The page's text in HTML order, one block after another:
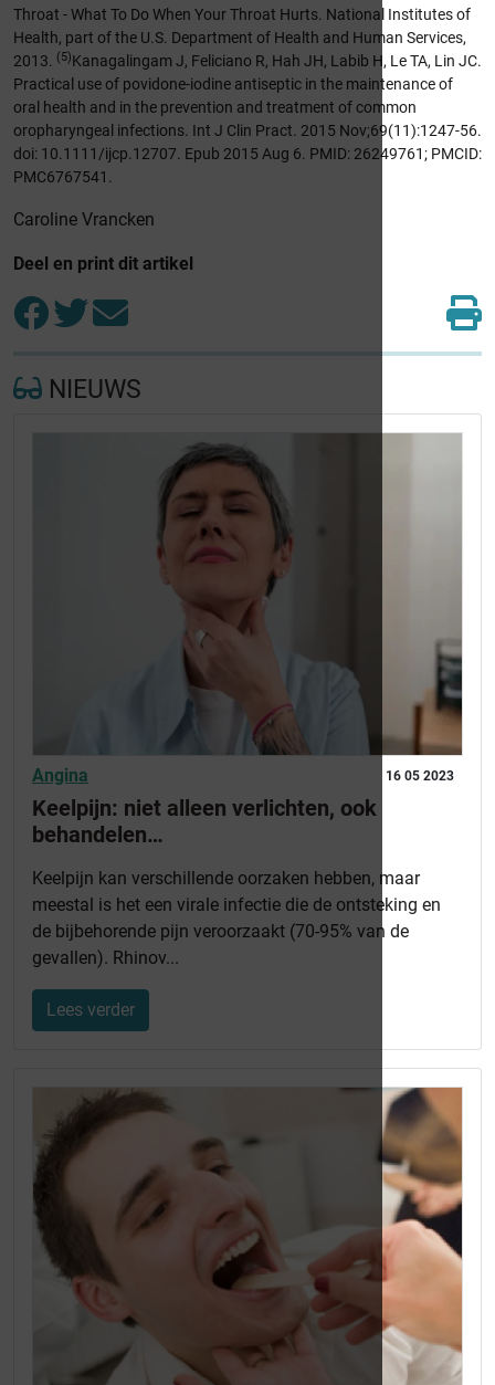
Throat - What To Do When Your Throat Hurts. National Institutes of
Health, part of the U.S. Department of Health and Human Services,
2013. (5)Kanagalingam J, Feliciano R, Hah JH, Labib H, Le TA, Lin JC.
Practical use of povidone-iodine antiseptic in the maintenance of
oral health and in the prevention and treatment of common
oropharyngeal infections. Int J Clin Pract. 2015 Nov;69(11):1247-56.
doi: 10.1111/ijcp.12707. Epub 2015 Aug 6. PMID: 26249761; PMCID:
PMC6767541.
Caroline Vrancken
Deel en print dit artikel
NIEUWS
16 05 2023
Angina
Keelpijn: niet alleen verlichten, ook
behandelen…
Keelpijn kan verschillende oorzaken hebben, maar
meestal is het een virale infectie die de ontsteking en
de bijbehorende pijn veroorzaakt (70-95% van de
gevallen). Rhinov...
Lees verder